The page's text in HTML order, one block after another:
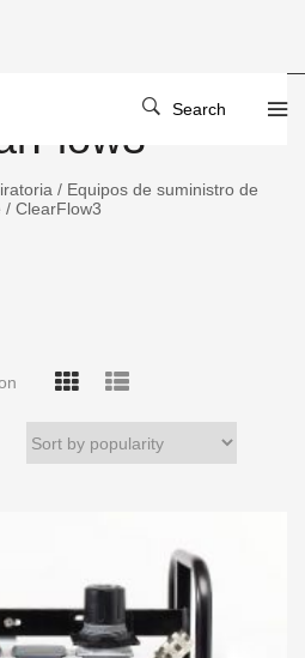
Search
/ Equipos de suministro de
/ ClearFlow3